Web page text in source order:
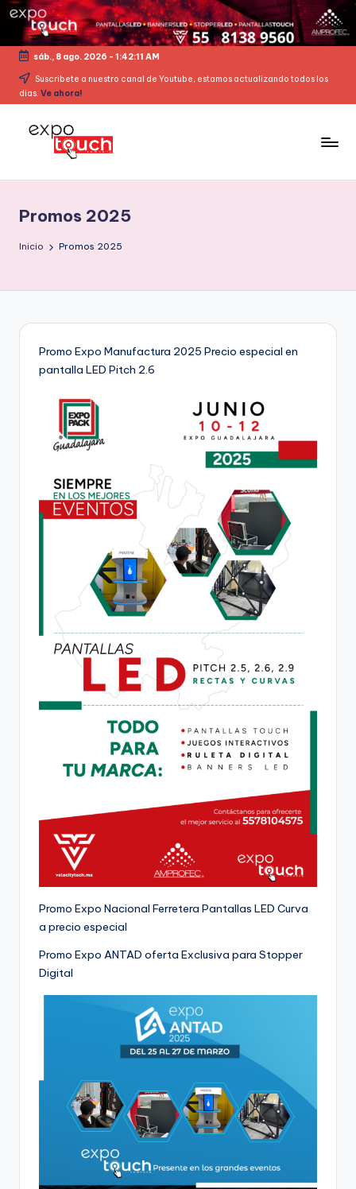
sáb., 8 ago. 2026 - 1:42:12 AM
Suscribete a nuestro canal de Youtube, estamos actualizando todos los
dias. Ve ahora!
Promos 2025
Inicio Promos 2025
Promo Expo Manufactura 2025 Precio especial en
pantalla LED Pitch 2.6
Promo Expo Nacional Ferretera Pantallas LED Curva
a precio especial
Promo Expo ANTAD oferta Exclusiva para Stopper
Digital